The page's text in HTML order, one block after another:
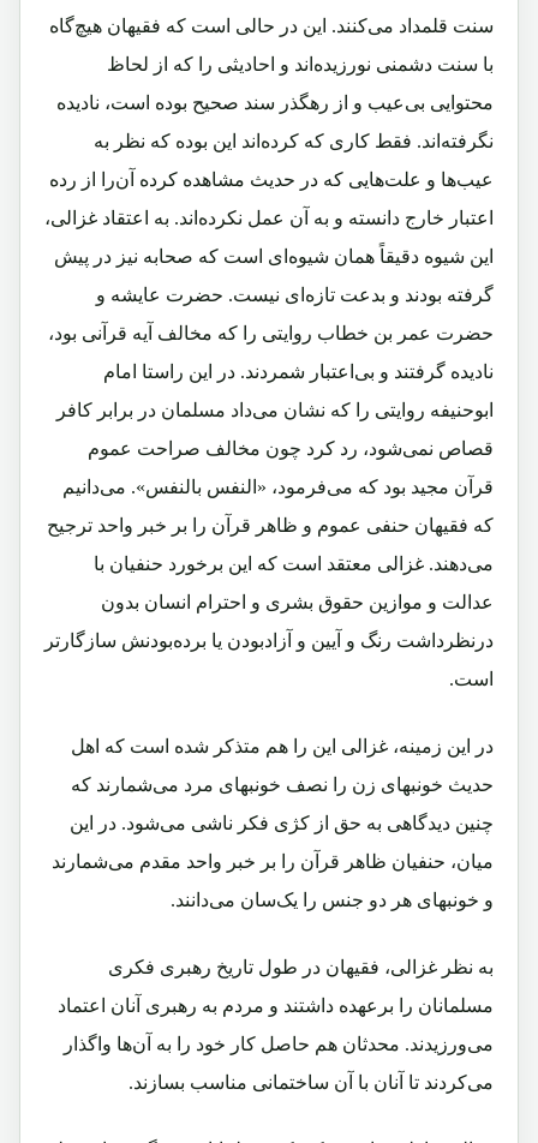
سنت قلمداد می‌کنند. این در حالی است که فقیهان هیچ‌گاه
با سنت دشمنی نورزیده‌اند و احادیثی را که از لحاظ
محتوایی بی‌عیب و از رهگذر سند صحیح بوده‌ است، نادیده
نگرفته‌اند. فقط کاری که کرده‌اند این بوده که نظر به
عیب‌ها و علت‌هایی که در حدیث مشاهده کرده‌ آن‌را از رده
اعتبار خارج دانسته و به آن عمل نکرده‌اند. به اعتقاد غزالی،
این شیوه دقیقاً همان شیوه‌ای است که صحابه نیز در پیش
گرفته بودند و بدعت تازه‌ای نیست. حضرت عایشه و
حضرت عمر بن خطاب روایتی را که مخالف آیه‌ قرآنی بود،
نادیده گرفتند و بی‌اعتبار شمردند. در این راستا امام
ابوحنیفه روایتی را که نشان می‌داد مسلمان در برابر کافر
قصاص نمی‌شود، رد کرد چون مخالف صراحت عموم
قرآن مجید بود که می‌فرمود، «النفس بالنفس». می‌دانیم
که فقیهان حنفی عموم و ظاهر قرآن را بر خبر واحد ترجیح
می‌دهند. غزالی معتقد است که این برخورد حنفیان با
عدالت و موازین حقوق بشری و احترام انسان بدون
درنظرداشت رنگ و آیین و آزادبودن یا برده‌بودنش سازگارتر
است.
در این زمینه، غزالی این را هم متذکر شده است که اهل
حدیث خونبهای زن را نصف خونبهای مرد می‌شمارند که
چنین دیدگاهی به حق از کژی فکر ناشی می‌شود. در این
میان، حنفیان ظاهر قرآن را بر خبر واحد مقدم می‌شمارند
و خونبهای هر دو جنس را یک‌سان می‌دانند.
به نظر غزالی، فقیهان در طول تاریخ رهبری فکری
مسلمانان را برعهده داشتند و مردم به رهبری آنان اعتماد
می‌ورزیدند. محدثان هم حاصل کار خود را به آن‌ها واگذار
می‌کردند تا آنان با آن ساختمانی مناسب بسازند.